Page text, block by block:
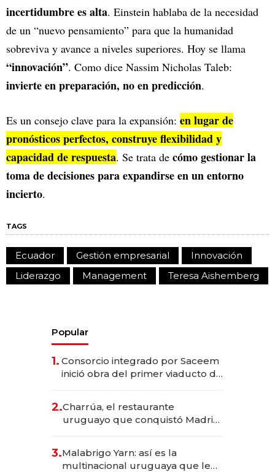
incertidumbre es alta. Einstein hablaba de la necesidad
de un “nuevo pensamiento” para que la humanidad
sobreviva y avance a niveles superiores. Hoy se llama
“innovación”. Como dice Nassim Nicholas Taleb:
invierte en preparación, no en predicción.
Es un consejo clave para la expansión: en lugar de
pronósticos perfectos, construye flexibilidad y
capacidad de respuesta. Se trata de cómo gestionar la
toma de decisiones para expandirse en un entorno
incierto.
TAGS
Ecuador Gestión empresarial
Innovación
Liderazgo
Management Teresa Aishemberg
Popular
1. Consorcio integrado por Saceem
inició obra del primer viaducto de
millones
2.Charrúa, el restaurante
uruguayo que conquistó Madrid:
anticipación y prepara apertura
3.Malabrigo Yarn: así es la
multinacional uruguaya que le